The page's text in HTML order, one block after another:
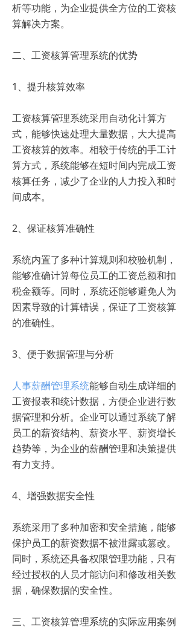
析等功能，为企业提供全方位的工资核
算解决方案。
二、工资核算管理系统的优势
1、提升核算效率
工资核算管理系统采用自动化计算方
式，能够快速处理大量数据，大大提高
工资核算的效率。相较于传统的手工计
算方式，系统能够在短时间内完成工资
核算任务，减少了企业的人力投入和时
间成本。
2、保证核算准确性
系统内置了多种计算规则和校验机制，
能够准确计算每位员工的工资总额和扣
税金额等。同时，系统还能够避免人为
因素导致的计算错误，保证了工资核算
的准确性。
3、便于数据管理与分析
人事薪酬管理系统能够自动生成详细的
工资报表和统计数据，方便企业进行数
据管理和分析。企业可以通过系统了解
员工的薪资结构、薪资水平、薪资增长
趋势等，为企业的薪酬管理和决策提供
有力支持。
4、增强数据安全性
系统采用了多种加密和安全措施，能够
保护员工的薪资数据不被泄露或篡改。
同时，系统还具备权限管理功能，只有
经过授权的人员才能访问和修改相关数
据，确保数据的安全性。
三、工资核算管理系统的实际应用案例